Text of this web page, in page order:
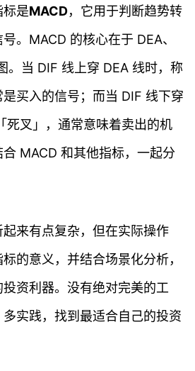
标是MACD，它用于判断趋势转
。MACD 的核心在于 DEA、
。当 DIF 线上穿 DEA 线时，称
买入的信号；而当 DIF 线下穿
死叉」，通常意味着卖出的机
MACD 和其他指标，一起分
来有点复杂，但在实际操作
的意义，并结合场景化分析，
资利器。没有绝对完美的工
实践，找到最适合自己的投资